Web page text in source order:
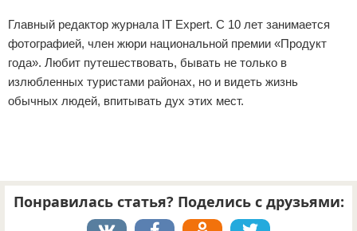
Главный редактор журнала IT Expert. С 10 лет занимается
фотографией, член жюри национальной премии «Продукт
года». Любит путешествовать, бывать не только в
излюбленных туристами районах, но и видеть жизнь
обычных людей, впитывать дух этих мест.
Понравилась статья? Поделись с друзьями: